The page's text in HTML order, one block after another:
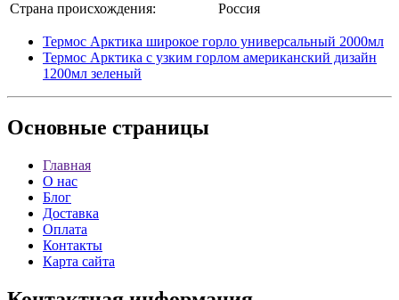
Страна происхождения:
Россия
Термос Арктика широкое горло универсальный 2000мл
Термос Арктика с узким горлом американский дизайн
1200мл зеленый
Основные страницы
Главная
О нас
Блог
Доставка
Оплата
Контакты
Карта сайта